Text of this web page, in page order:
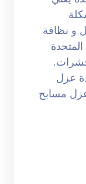
و نظافة
عزل
مسابح